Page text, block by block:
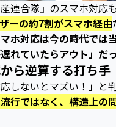
連合隊』のスマホ対応
ーの約7割がスマホ経由
ホ対応は今の時代では
れていたらアウト」だ
ら逆算する打ち手
しないとマズい！」と
流行ではなく、構造上の